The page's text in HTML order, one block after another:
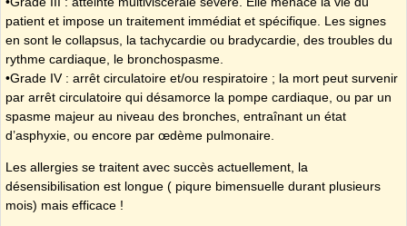
patient et impose un traitement immédiat et spécifique. Les signes
en sont le collapsus, la tachycardie ou bradycardie, des troubles du
rythme cardiaque, le bronchospasme.
•Grade IV : arrêt circulatoire et/ou respiratoire ; la mort peut survenir
par arrêt circulatoire qui désamorce la pompe cardiaque, ou par un
spasme majeur au niveau des bronches, entraînant un état
d’asphyxie, ou encore par œdème pulmonaire.
Les allergies se traitent avec succès actuellement, la
désensibilisation est longue ( piqure bimensuelle durant plusieurs
mois) mais efficace !